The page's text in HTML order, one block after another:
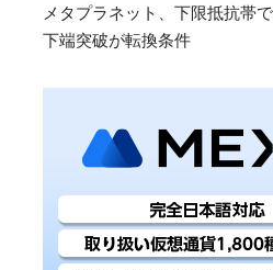
メタプラネット、下限抵抗帯
下端突破が転換条件